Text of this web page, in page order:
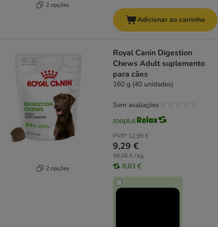
2 opções
Adicionar ao carrinho
2 opções
Royal Canin Digestion
Chews Adult suplemento
para cães
160 g (40 unidades)
PVR* 12,99 €
9,29 €
58,06 € / kg
8,83 €
Sem avaliações